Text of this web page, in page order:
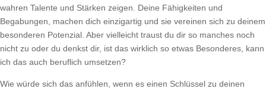
wahren Talente und Stärken zeigen. Deine Fähigkeiten und
Begabungen, machen dich einzigartig und sie vereinen sich zu deinem
besonderen Potenzial. Aber vielleicht traust du dir so manches noch
nicht zu oder du denkst dir, ist das wirklich so etwas Besonderes, kann
ich das auch beruflich umsetzen?
Wie würde sich das anfühlen, wenn es einen Schlüssel zu deinen